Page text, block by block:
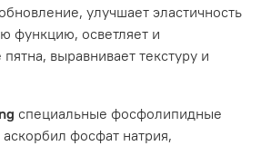
улучшает эластичность
функцию, осветляет и
выравнивает текстуру и
специальные фосфолипидные
фосфат натрия,